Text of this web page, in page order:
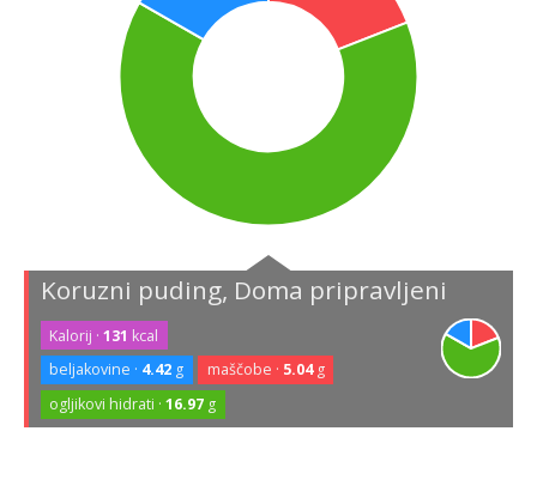
Koruzni puding, Doma pripravljeni
Kalorij ·131 kcal
beljakovine · 4.42 g maščobe · 5.04g
ogljikovi hidrati ·16.97 g